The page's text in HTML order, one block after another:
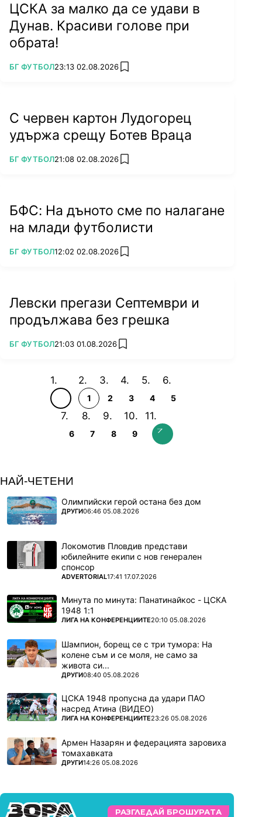
ЦСКА за малко да се удави в
Дунав. Красиви голове при
обрата!
ПОВЕЧЕ ОТ
БГ ФУТБОЛ23:13 02.08.2026 add favorites
С червен картон Лудогорец
удържа срещу Ботев Враца
ПОВЕЧЕ ОТ
БГ ФУТБОЛ21:08 02.08.2026 add favorites
БФС: На дъното сме по налагане
на млади футболисти
ПОВЕЧЕ ОТ
БГ ФУТБОЛ12:02 02.08.2026 add favorites
Левски прегази Септември и
продължава без грешка
ПОВЕЧЕ ОТ
БГ ФУТБОЛ21:03 01.08.2026 add favorites
1 2 3 4 5
6 7 8 9
НАЙ-ЧЕТЕНИ
Олимпийски герой остана без дом
ПОВЕЧЕ ОТ
ДРУГИ06:46 05.08.2026
Локомотив Пловдив представи
юбилейните екипи с нов генерален
спонсор
ПОВЕЧЕ ОТ
ADVERTORIAL17:41 17.07.2026
Минута по минута: Панатинайкос - ЦСКА
1948 1:1
ПОВЕЧЕ ОТ
ЛИГА НА КОНФЕРЕНЦИИТЕ20:10 05.08.2026
Шампион, борещ се с три тумора: На
колене съм и се моля, не само за
живота си...
ПОВЕЧЕ ОТ
ДРУГИ08:40 05.08.2026
ЦСКА 1948 пропусна да удари ПАО
насред Атина (ВИДЕО)
ПОВЕЧЕ ОТ
ЛИГА НА КОНФЕРЕНЦИИТЕ23:26 05.08.2026
Армен Назарян и федерацията заровиха
томахавката
ПОВЕЧЕ ОТ
ДРУГИ14:26 05.08.2026
РАЗГЛЕДАЙ БРОШУРАТА